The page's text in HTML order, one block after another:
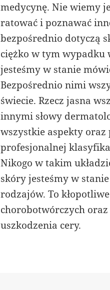
medycynę. Nie wiemy
ratować i poznawać
bezpośrednio dotyczą
ciężko w tym
jesteśmy w stanie
Bezpośrednio nimi
świecie. Rzecz jasna
innymi słowy
wszystkie aspekty
profesjonalnej
Nikogo w takim
skóry jesteśmy w
rodzajów. To
chorobotwórczych
uszkodzenia cery.